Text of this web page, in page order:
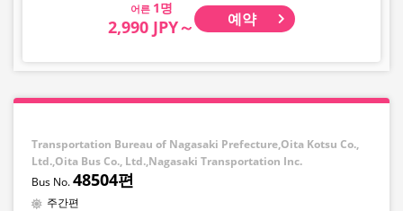
어른
2,990 JPY～ 예약
Transportation Bureau of Nagasaki Prefecture,Oita Kotsu Co.,
Ltd.,Oita Bus Co., Ltd.,Nagasaki Transportation Inc.
48504편
주간편